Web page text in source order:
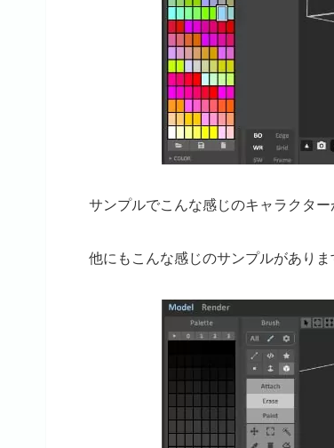
サンプルでこんな感じのキャラクタ
他にもこんな感じのサンプルがありま